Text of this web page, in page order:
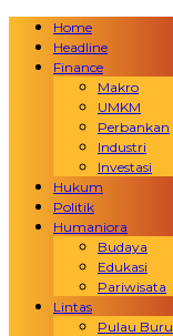
Home
Headline
Finance
Makro
UMKM
Perbankan
Industri
Investasi
Hukum
Politik
Humaniora
Budaya
Edukasi
Pariwisata
Lintas
Pulau Buru